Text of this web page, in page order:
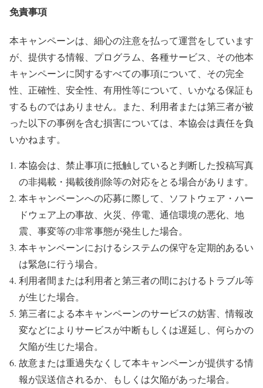
免責事項
本キャンペーンは、細心の注意を払って運営をしています
が、提供する情報、プログラム、各種サービス、その他本
キャンペーンに関するすべての事項について、その完全
性、正確性、安全性、有用性等について、いかなる保証も
するものではありません。また、利用者または第三者が被
った以下の事例を含む損害については、本協会は責任を負
いかねます。
本協会は、禁止事項に抵触していると判断した投稿写真
の非掲載・掲載後削除等の対応をとる場合があります。
本キャンペーンへの応募に際して、ソフトウェア・ハー
ドウェア上の事故、火災、停電、通信環境の悪化、地
震、事変等の非常事態が発生した場合。
本キャンペーンにおけるシステムの保守を定期的あるい
は緊急に行う場合。
利用者間または利用者と第三者の間におけるトラブル等
が生じた場合。
第三者による本キャンペーンのサービスの妨害、情報改
変などによりサービスが中断もしくは遅延し、何らかの
欠陥が生じた場合。
故意または重過失なくして本キャンペーンが提供する情
報が誤送信されるか、もしくは欠陥があった場合。